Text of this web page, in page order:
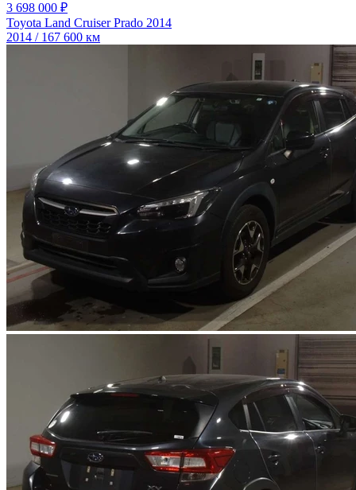
3 698 000 ₽
Toyota Land Cruiser Prado 2014
2014 / 167 600 км